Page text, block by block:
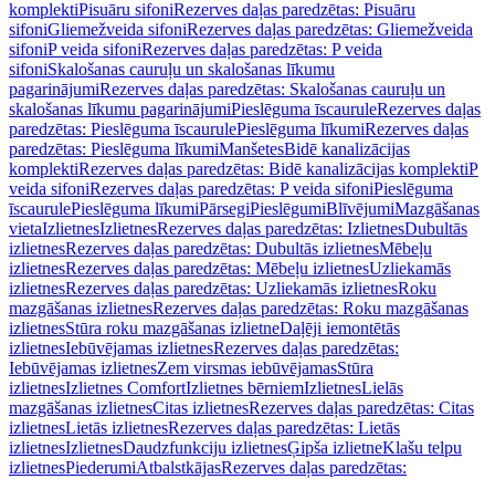
komplektiPisuāru sifoniRezerves daļas paredzētas: Pisuāru
sifoniGliemežveida sifoniRezerves daļas paredzētas: Gliemežveida
sifoniP veida sifoniRezerves daļas paredzētas: P veida
sifoniSkalošanas cauruļu un skalošanas līkumu
pagarinājumiRezerves daļas paredzētas: Skalošanas cauruļu un
skalošanas līkumu pagarinājumiPieslēguma īscauruleRezerves daļas
paredzētas: Pieslēguma īscaurulePieslēguma līkumiRezerves daļas
paredzētas: Pieslēguma līkumiManšetesBidē kanalizācijas
komplektiRezerves daļas paredzētas: Bidē kanalizācijas komplektiP
veida sifoniRezerves daļas paredzētas: P veida sifoniPieslēguma
īscaurulePieslēguma līkumiPārsegiPieslēgumiBlīvējumiMazgāšanas
vietaIzlietnesIzlietnesRezerves daļas paredzētas: IzlietnesDubultās
izlietnesRezerves daļas paredzētas: Dubultās izlietnesMēbeļu
izlietnesRezerves daļas paredzētas: Mēbeļu izlietnesUzliekamās
izlietnesRezerves daļas paredzētas: Uzliekamās izlietnesRoku
mazgāšanas izlietnesRezerves daļas paredzētas: Roku mazgāšanas
izlietnesStūra roku mazgāšanas izlietneDaļēji iemontētās
izlietnesIebūvējamas izlietnesRezerves daļas paredzētas:
Iebūvējamas izlietnesZem virsmas iebūvējamasStūra
izlietnesIzlietnes ComfortIzlietnes bērniemIzlietnesLielās
mazgāšanas izlietnesCitas izlietnesRezerves daļas paredzētas: Citas
izlietnesLietās izlietnesRezerves daļas paredzētas: Lietās
izlietnesIzlietnesDaudzfunkciju izlietnesĢipša izlietneKlašu telpu
izlietnesPiederumiAtbalstkājasRezerves daļas paredzētas: